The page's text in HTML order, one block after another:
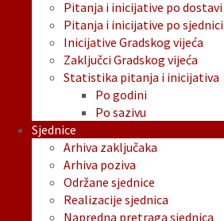
Pitanja i inicijative po dostavi
Pitanja i inicijative po sjednici
Inicijative Gradskog vijeća
Zaključci Gradskog vijeća
Statistika pitanja i inicijativa
Po godini
Po sazivu
Sjednice
Arhiva zaključaka
Arhiva poziva
Održane sjednice
Realizacije sjednica
Napredna pretraga sjednica